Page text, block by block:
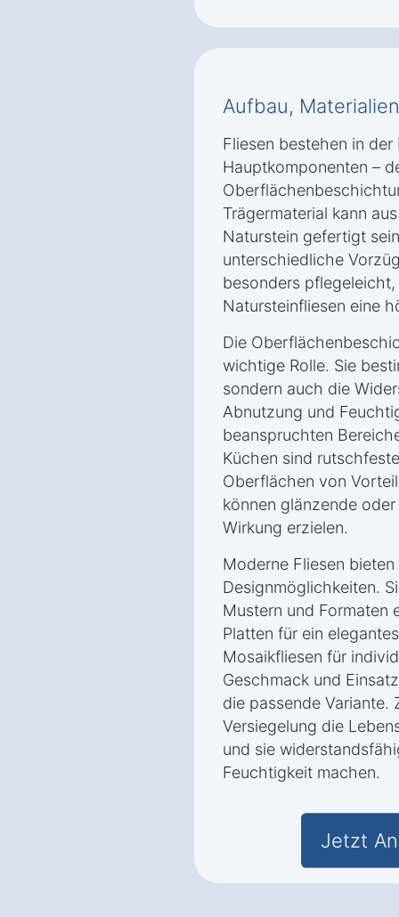
Aufbau,
Fliesen bestehen in der
Hauptkomponenten –
Trägermaterial kann
Naturstein gefertigt
unterschiedliche
besonders
Natursteinfliesen eine
Die
wichtige Rolle. Sie
sondern auch die
Abnutzung und
beanspruchten
Küchen sind
Oberflächen von
können glänzende
Wirkung erzielen.
Moderne Fliesen
Designmöglichkeiten.
Mustern und Formaten
Platten für ein
Mosaikfliesen für
Geschmack und
die passende Variante.
Versiegelung die
und sie
Feuchtigkeit machen.
Jetzt